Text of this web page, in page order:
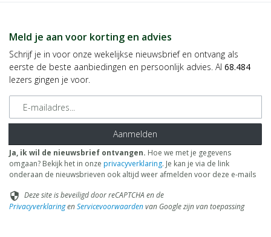
Meld je aan voor korting en advies
Schrijf je in voor onze wekelijkse nieuwsbrief en ontvang als
eerste de beste aanbiedingen en persoonlijk advies. Al 68.484
lezers gingen je voor.
E-mailadres
Aanmelden
Ja, ik wil de nieuwsbrief ontvangen. Hoe we met je gegevens
omgaan? Bekijk het in onze privacyverklaring. Je kan je via de link
onderaan de nieuwsbrieven ook altijd weer afmelden voor deze e-mails
security Deze site is beveiligd door reCAPTCHA en de
PrivacyverklaringenServicevoorwaardenvan Google zijn van toepassing